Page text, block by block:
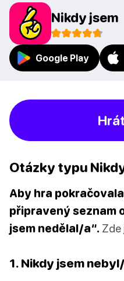
Nikdy jsem
Google Play
Otázky typu
Aby hra
připravený seznam
jsem nedělal/a“. Zde
1. Nikdy jsem